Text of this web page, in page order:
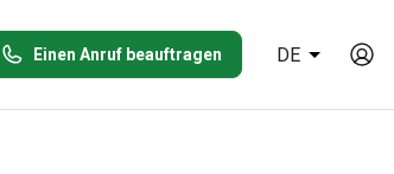
Einen Anruf beauftragen DE